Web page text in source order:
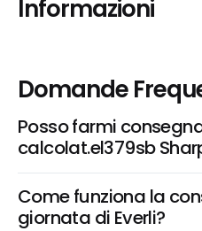
Informazioni
Domande
Posso farmi
calcolat.el379sb
Come funziona la
giornata di Everli?